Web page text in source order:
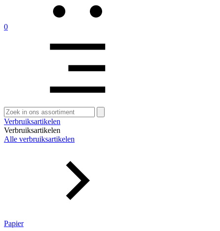
0
Zoeken
naar:
Verbruiksartikelen
Verbruiksartikelen
Alle verbruiksartikelen
Papier